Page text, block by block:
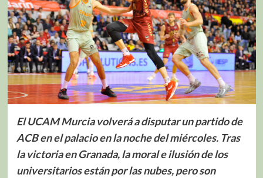
El UCAM Murcia volverá a disputar un partido de
ACB en el palacio en la noche del miércoles. Tras
la victoria en Granada, la moral e ilusión de los
universitarios están por las nubes, pero son